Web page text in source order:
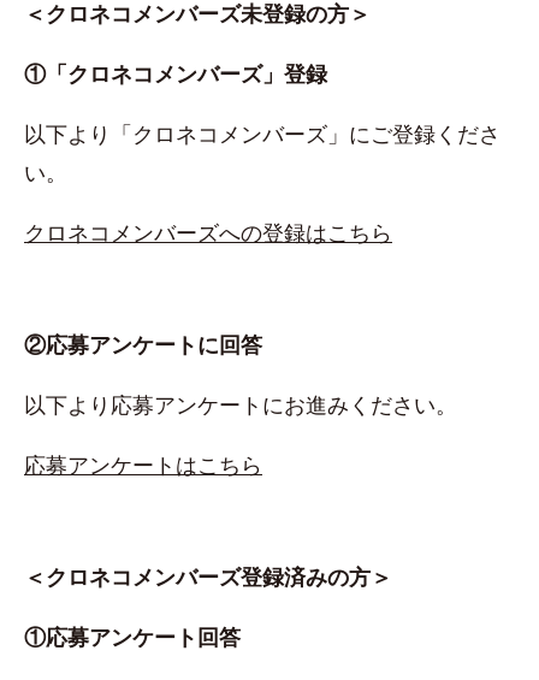
＜クロネコメンバーズ未登録の方＞
①「クロネコメンバーズ」登録
以下より「クロネコメンバーズ」にご登録くださ
い。
クロネコメンバーズへの登録はこちら
②応募アンケートに回答
以下より応募アンケートにお進みください。
応募アンケートはこちら
＜クロネコメンバーズ登録済みの方＞
①応募アンケート回答